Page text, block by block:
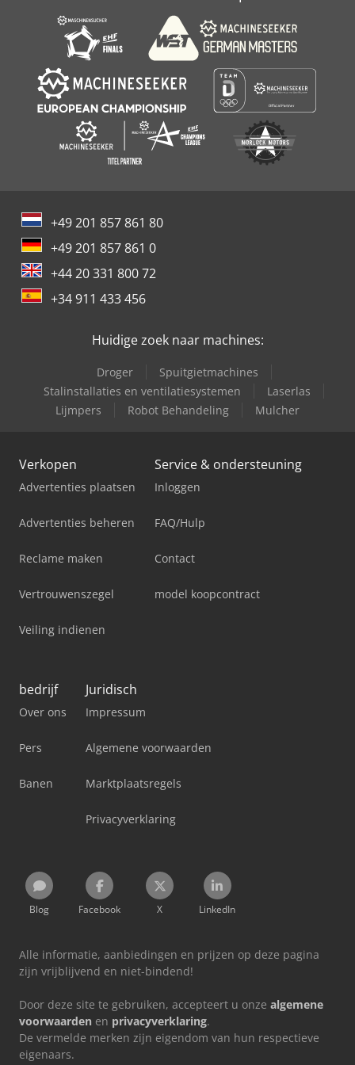
Zaagtafel Freesmachine
+49 201 857 861 80
+49 201 857 861 0
+44 20 331 800 72
+34 911 433 456
Huidige zoek naar machines:
Droger
Spuitgietmachines
Stalinstallaties en ventilatiesystemen
Laserlas
Lijmpers
Robot Behandeling Mulcher
Verkopen
Advertenties plaatsen
Advertenties beheren
Reclame maken
Vertrouwenszegel
Veiling indienen
Service & ondersteuning
Inloggen
FAQ/Hulp
Contact
model koopcontract
bedrijf
Over ons
Pers
Banen
Juridisch
Impressum
Algemene voorwaarden
Marktplaatsregels
Privacyverklaring
Blog Facebook X LinkedIn
Alle informatie, aanbiedingen en prijzen op deze pagina
zijn vrijblijvend en niet-bindend!
Door deze site te gebruiken, accepteert u onze algemene
voorwaarden en privacyverklaring.
De vermelde merken zijn eigendom van hun respectieve
eigenaars.